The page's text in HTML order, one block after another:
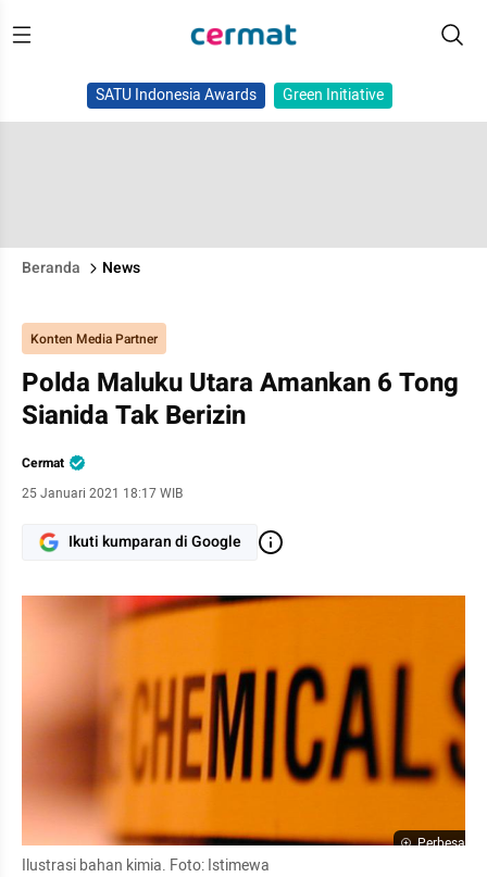
SATU Indonesia Awards Green Initiative
Beranda News
Konten Media Partner
Polda Maluku Utara Amankan 6 Tong
Sianida Tak Berizin
Cermat
25 Januari 2021 18:17 WIB
Ikuti kumparan di Google
Perbesar
Ilustrasi bahan kimia. Foto: Istimewa